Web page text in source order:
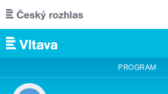
Přejít k hlavnímu obsahu
PROGRAM